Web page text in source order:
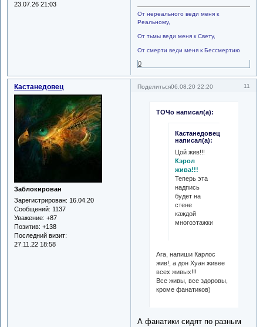
23.07.26 21:03
От нереального веди меня к
Реальному,
От тьмы веди меня к Свету,
От смерти веди меня к Бессмертию
0
Поделиться 11
06.08.20 22:20
Кастанедовец
Заблокирован
Зарегистрирован: 16.04.20
Сообщений: 1137
Уважение: +87
Позитив: +138
Последний визит:
27.11.22 18:58
ТОЧо написал(а):
Кастанедовец
написал(а):
Цой жив!!!
Кэрол
жива!!!
Теперь эта
надпись
будет на
стене
каждой
многоэтажки.
Ага, напиши Карлос
жив!, а дон Хуан живее
всех живых!!!
Все живы, все здоровы,
кроме фанатиков)
А фанатики сидят по разным